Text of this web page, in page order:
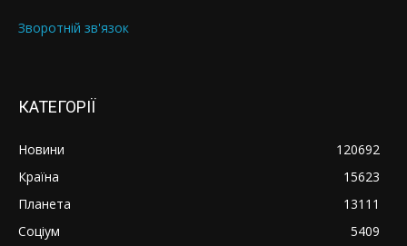
Зворотній зв'язок
КАТЕГОРІЇ
Новини
120692
Країна
15623
Планета
13111
Соціум
5409